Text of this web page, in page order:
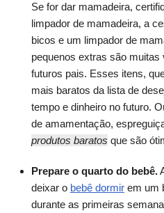
Se for dar mamadeira,
limpador de mamadeira, a
bicos e um limpador de
pequenos extras são
futuros pais. Esses itens,
mais baratos da lista de
tempo e dinheiro no futuro.
de amamentação,
produtos baratos que são
Prepare o quarto do bebê.
deixar o bebê dormir em um
durante as primeiras